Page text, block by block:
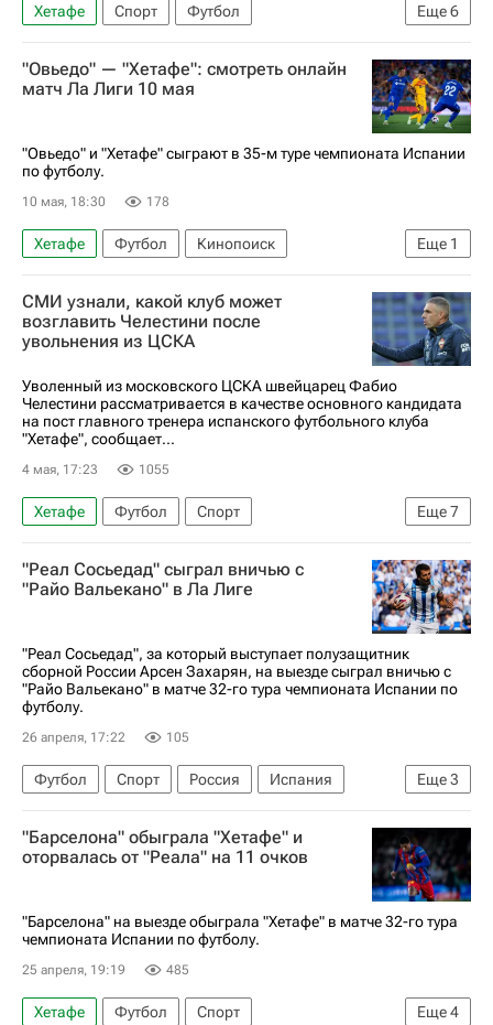
Еще6
Хетафе Спорт
Футбол
Маркус Рэшфорд
Рафинья (1987)
Барселона
Реал Мадрид
Ферран Торрес
"Овьедо" — "Хетафе": смотреть онлайн
матч Ла Лиги 10 мая
"Овьедо" и "Хетафе" сыграют в 35-м туре чемпионата Испании
по футболу.
10 мая, 18:30 178
Еще 1
Хетафе Футбол
Кинопоиск
Чемпионат Испании по футболу
СМИ узнали, какой клуб может
возглавить Челестини после
увольнения из ЦСКА
Уволенный из московского ЦСКА швейцарец Фабио
Челестини рассматривается в качестве основного кандидата
на пост главного тренера испанского футбольного клуба
"Хетафе", сообщает...
4 мая, 17:23 1055
Еще7
Хетафе Футбол
Спорт
Фабио Челестини
Хосе Бордалас
ПФК ЦСКА
Суперкубок России по футболу
Кубок России по футболу
"Реал Сосьедад" сыграл вничью с
"Райо Вальекано" в Ла Лиге
"Реал Сосьедад", за который выступает полузащитник
сборной России Арсен Захарян, на выезде сыграл вничью с
"Райо Вальекано" в матче 32-го тура чемпионата Испании по
футболу.
26 апреля, 17:22 105
Еще3
Футбол Спорт Россия
Испания
Мадрид
Микель Оярсабаль
Чемпионат Испании по футболу
"Барселона" обыграла "Хетафе" и
оторвалась от "Реала" на 11 очков
"Барселона" на выезде обыграла "Хетафе" в матче 32-го тура
чемпионата Испании по футболу.
25 апреля, 19:19 485
Еще4
Хетафе Футбол Спорт